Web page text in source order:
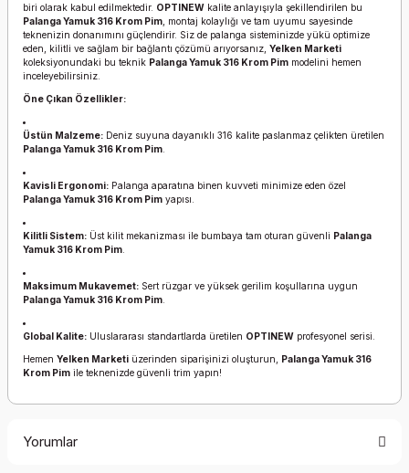
biri olarak kabul edilmektedir. OPTINEW kalite anlayışıyla şekillendirilen bu
Palanga Yamuk 316 Krom Pim , montaj kolaylığı ve tam uyumu sayesinde
teknenizin donanımını güçlendirir. Siz de palanga sisteminizde yükü optimize
eden, kilitli ve sağlam bir bağlantı çözümü arıyorsanız, Yelken Marketi
koleksiyonundaki bu teknik Palanga Yamuk 316 Krom Pim modelini hemen
inceleyebilirsiniz.
Öne Çıkan Özellikler:
Üstün Malzeme: Deniz suyuna dayanıklı 316 kalite paslanmaz çelikten üretilen
Palanga Yamuk 316 Krom Pim
Kavisli Ergonomi: Palanga aparatına binen kuvveti minimize eden özel
Palanga Yamuk 316 Krom Pim yapısı.
Kilitli Sistem: Üst kilit mekanizması ile bumbaya tam oturan güvenli Palanga
Yamuk 316 Krom Pim
Maksimum Mukavemet: Sert rüzgar ve yüksek gerilim koşullarına uygun
Palanga Yamuk 316 Krom Pim
Global Kalite: Uluslararası standartlarda üretilen OPTINEW profesyonel serisi.
Hemen Yelken Marketi üzerinden siparişinizi oluşturun, Palanga Yamuk 316
Krom Pim ile teknenizde güvenli trim yapın!
Yorumlar